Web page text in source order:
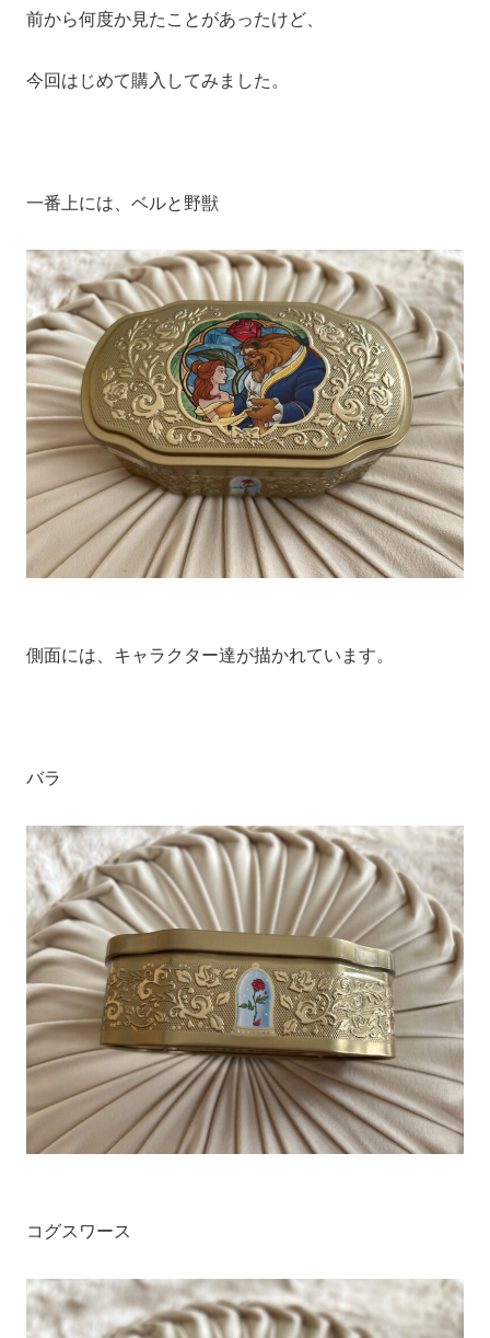
前から何度か見たことがあったけど、
今回はじめて購入してみました。
一番上には、ベルと野獣
側面には、キャラクター達が描かれています。
バラ
コグスワース